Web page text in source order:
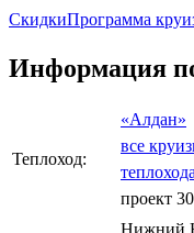
СкидкиПрограмма
Информация
Теплоход:
«Алдан»
все
теплохода
проект
Нижний